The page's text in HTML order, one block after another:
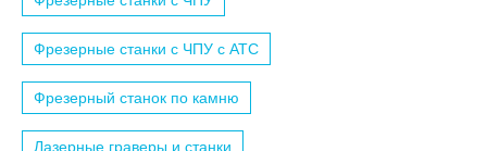
Фрезерные станки с ЧПУ c АТС
Фрезерный станок по камню
Лазерные граверы и станки